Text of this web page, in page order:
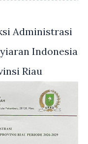
Administrasi
Indonesia
Riau